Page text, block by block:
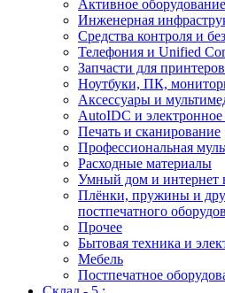
Активное
Инженерная
Средства контроля и
Телефония и Unified
Запчасти для
Ноутбуки, ПК,
Аксессуары и
AutoIDC и электронное
Печать и сканирование
Профессиональная
Расходные материалы
Умный дом и интернет
Плёнки, пружины и
постпечатного
Прочее
Бытовая техника и
Мебель
Постпечатное